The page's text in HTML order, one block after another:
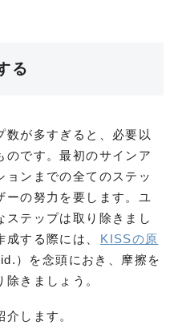
る
数が多すぎると、必要以
のです。最初のサインア
ョンまでの全てのステッ
ーの努力を要します。ユ
ステップは取り除きまし
する際には、
KISSの原
）を念頭におき、摩擦を
きましょう。
します。